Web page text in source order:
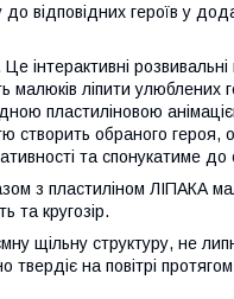
відповідних героїв у
інтерактивні
ліпити улюблених
пластиліновою
обраного героя,
та спонукатиме
з пластиліном ЛІПАКА
та кругозір.
щільну структуру, не
твердіє на повітрі